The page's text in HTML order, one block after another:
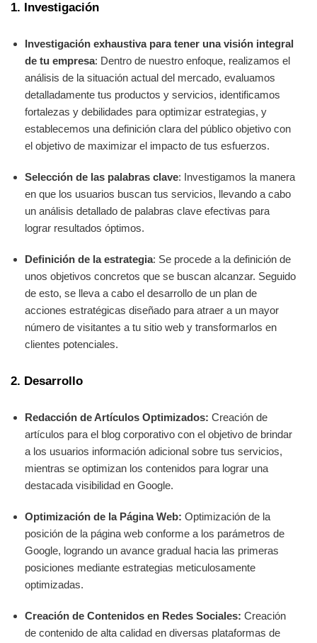
1. Investigación
Investigación exhaustiva para tener una visión integral
de tu empresa: Dentro de nuestro enfoque, realizamos el
análisis de la situación actual del mercado, evaluamos
detalladamente tus productos y servicios, identificamos
fortalezas y debilidades para optimizar estrategias, y
establecemos una definición clara del público objetivo con
el objetivo de maximizar el impacto de tus esfuerzos.
Selección de las palabras clave: Investigamos la manera
en que los usuarios buscan tus servicios, llevando a cabo
un análisis detallado de palabras clave efectivas para
lograr resultados óptimos.
Definición de la estrategia: Se procede a la definición de
unos objetivos concretos que se buscan alcanzar. Seguido
de esto, se lleva a cabo el desarrollo de un plan de
acciones estratégicas diseñado para atraer a un mayor
número de visitantes a tu sitio web y transformarlos en
clientes potenciales.
2. Desarrollo
Redacción de Artículos Optimizados: Creación de
artículos para el blog corporativo con el objetivo de brindar
a los usuarios información adicional sobre tus servicios,
mientras se optimizan los contenidos para lograr una
destacada visibilidad en Google.
Optimización de la Página Web: Optimización de la
posición de la página web conforme a los parámetros de
Google, logrando un avance gradual hacia las primeras
posiciones mediante estrategias meticulosamente
optimizadas.
Creación de Contenidos en Redes Sociales: Creación
de contenido de alta calidad en diversas plataformas de